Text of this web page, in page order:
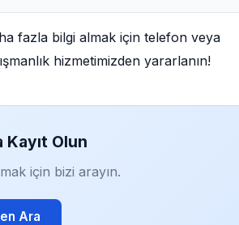
fazla bilgi almak için telefon veya
hizmetimizden yararlanın!
Olun
için bizi arayın.
Ara